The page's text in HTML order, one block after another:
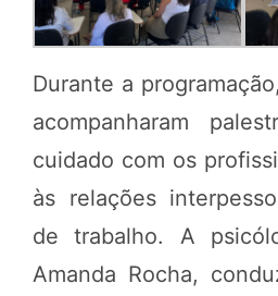
Durante a
acompanharam
cuidado com os
às relações
de trabalho. A
Amanda Rocha,